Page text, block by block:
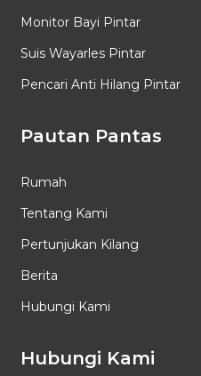
Monitor Bayi Pintar
Suis Wayarles Pintar
Pencari Anti Hilang Pintar
Pautan Pantas
Rumah
Tentang Kami
Pertunjukan Kilang
Berita
Hubungi Kami
Hubungi Kami